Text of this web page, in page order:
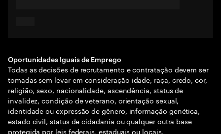
Oportunidades Iguais de Emprego
Todas as decisões de recrutamento e contratação devem ser
tomadas sem levar em consideração idade, raça, credo, cor,
religião, sexo, nacionalidade, ascendência, status de
invalidez, condição de veterano, orientação sexual,
identidade ou expressão de gênero, informação genética,
estado civil, status de cidadania ou qualquer outra base
protegida por leis federais, estaduais ou locais.